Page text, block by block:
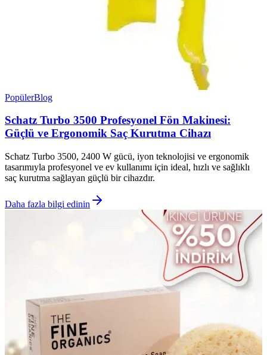
PopülerBlog
Schatz Turbo 3500 Profesyonel Fön Makinesi:
Güçlü ve Ergonomik Saç Kurutma Cihazı
Schatz Turbo 3500, 2400 W gücü, iyon teknolojisi ve ergonomik
tasarımıyla profesyonel ve ev kullanımı için ideal, hızlı ve sağlıklı
saç kurutma sağlayan güçlü bir cihazdır.
Daha fazla bilgi edinin